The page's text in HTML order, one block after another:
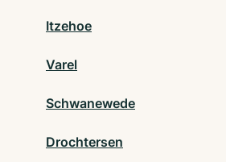
Itzehoe
Varel
Schwanewede
Drochtersen